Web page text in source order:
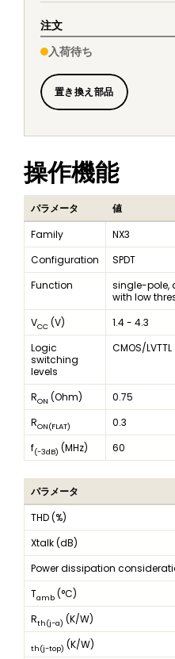
注文
入荷待ち
置き換え部品
操作機能
パラメータ
値
Family
NX3
Configuration
SPDT
Function
single-pole,
with low
VCC (V)
1.4 - 4.3
Logic
switching
levels
CMOS/LVTTL
RON (Ohm)
0.75
RON(FLAT)
0.3
f(-3dB) (MHz) 60
パラメータ
THD (%)
Xtalk (dB)
Power dissipation
Tamb (°C)
Rth(j-a) (K/W)
th(j-top) (K/W)